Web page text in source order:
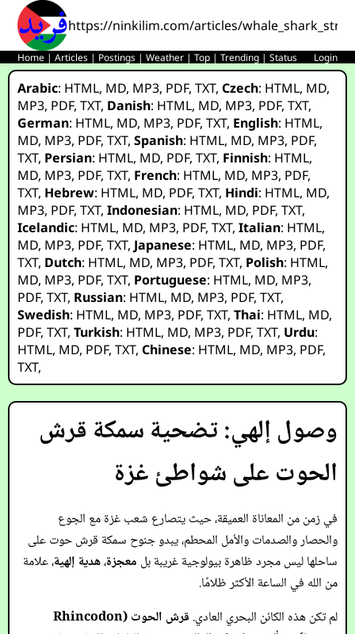
https://ninkilim.com/articles/
Home |Articles | Postings |Weather |Top |Trending |Status Login
Arabic: HTML, MD, MP3, PDF,TXT,Czech: HTML, MD,
MP3, PDF,TXT, Danish: HTML, MD, MP3, PDF,TXT,
German: HTML, MD, MP3, PDF,TXT, English: HTML,
MD, MP3, PDF,TXT,Spanish: HTML, MD, MP3, PDF,
TXT, Persian: HTML, MD, PDF,TXT, Finnish: HTML,
MD, MP3, PDF,TXT, French: HTML, MD, MP3, PDF,
TXT, Hebrew: HTML, MD, PDF,TXT, Hindi: HTML, MD,
MP3, PDF,TXT,Indonesian: HTML, MD, PDF,TXT,
Icelandic: HTML, MD, MP3, PDF,TXT,Italian: HTML,
MD, MP3, PDF,TXT, Japanese: HTML, MD, MP3, PDF,
TXT, Dutch: HTML, MD, MP3, PDF,TXT, Polish: HTML,
MD, MP3, PDF,TXT, Portuguese: HTML, MD, MP3,
PDF,TXT, Russian: HTML, MD, MP3, PDF,TXT,
Swedish: HTML, MD, MP3, PDF,TXT,Thai: HTML, MD,
PDF,TXT,Turkish: HTML, MD, MP3, PDF,TXT, Urdu:
HTML, MD, PDF,TXT,Chinese: HTML, MD, MP3, PDF,
TXT,
وصول إلهي: تضحية سمكة قرش
الحوت على شواطئ غزة
في زمن من المعاناة العميقة، حيث يتصارع شعب غزة مع الجوع
والحصار والصدمات والأمل المحطم، يبدو جنوح سمكة قرش حوت على
ساحلها ليس مجرد ظاهرة بيولوجية غريبة بل معجزة،هدية إلهية، علامة
من الله في الساعة الأكثر ظلامًا.
لم تكن هذه الكائن البحري العادي. قرش الحوت (Rhincodon